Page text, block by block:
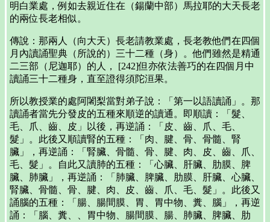
明白業處，例如去親近住在（鍚蘭中部）馬拉耶的大天長老
的兩位長老相似。
傳說：那兩人（向大天）長老請教業處，長老教他們在四個
月內讀誦聖典（所說的）三十二種（身）。他們雖然是精通
二三部（尼迦耶）的人， [242]但亦依法善巧的在四個月中
讀誦三十二種身，直至證得須陀洹果。
所以教授業的處阿闍梨當對弟子說：「第一以語讀誦」。那
讀誦者當先分發皮的五種來順逆的讀通。即順讀：「髮、
毛、爪、齒、皮」以後，再逆誦：「皮、齒、爪、毛、
髮」。此後又順讀腎的五種：「肉、腱、骨、骨髓、腎
臟」，再逆誦：「腎臟、骨髓、骨、腱、肉、皮、齒、爪、
毛、髮」。自此又讀肺的五種：「心臟、肝臟、肋膜、脾
臟、肺臟」，再逆誦：「肺臟、脾臟、肋膜、肝臟、心臟、
腎臟、骨髓、骨、腱、肉、皮、齒、爪、毛、髮」。此後又
誦腦的五種：「腸、腸間膜、胃、胃中物、糞、腦」，再逆
誦：「腦、糞、、胃中物、腸間膜、腸、肺臟、脾臟、肋